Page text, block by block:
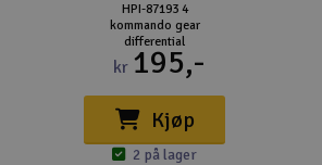
HPI-87193 4
kommando gear
differential
kr 195,-
Kjøp
2 på lager